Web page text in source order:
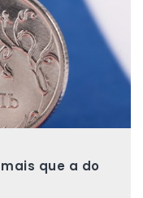
que a do